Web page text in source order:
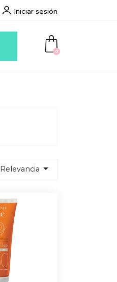
Iniciar sesión
0
Relevancia 